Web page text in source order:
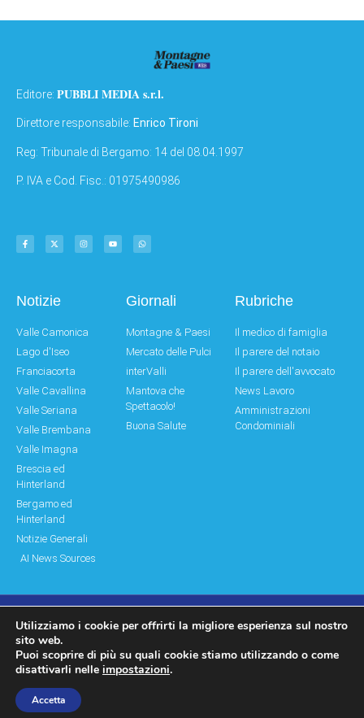
Editore: PUBBLI MEDIA s.r.l.
Direttore responsabile: Enrico Tironi
Reg: Tribunale di Bergamo: 14 del 08.04.1997
P. IVA e Cod. Fisc.: 01975490986
Notizie
Valle Camonica
Lago d'Iseo
Franciacorta
Valle Cavallina
Valle Seriana
Valle Brembana
Valle Imagna
Brescia ed
Hinterland
Bergamo ed
Hinterland
Notizie Generali
AI News Sources
Giornali
Montagne & Paesi
Mercato delle Pulci
interValli
Mantova che
Spettacolo!
Buona Salute
Rubriche
Il medico di famiglia
Il parere del notaio
Il parere dell'avvocato
News Lavoro
Amministrazioni
Condominiali
© Copyright 2011 – 2026 Montagne & Paesi
Log In|Log Out Privacy Policy
Utilizziamo i cookie per offrirti la migliore esperienza sul nostro
sito web.
Puoi scoprire di più su quali cookie stiamo utilizzando o come
disattivarli nelle impostazioni.
Accetta